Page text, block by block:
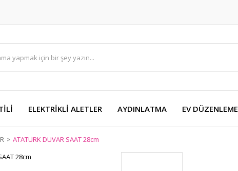
ELEKTRİKLİ ALETLER AYDINLATMA EV DÜZENLEME
ATATÜRK DUVAR SAAT 28cm